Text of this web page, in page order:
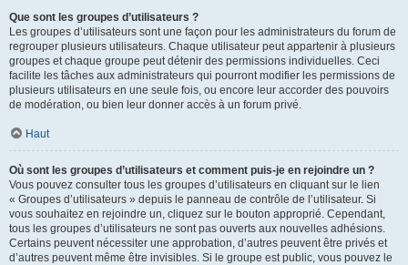
Que sont les groupes d’utilisateurs ?
Les groupes d’utilisateurs sont une façon pour les administrateurs du forum de
regrouper plusieurs utilisateurs. Chaque utilisateur peut appartenir à plusieurs
groupes et chaque groupe peut détenir des permissions individuelles. Ceci
facilite les tâches aux administrateurs qui pourront modifier les permissions de
plusieurs utilisateurs en une seule fois, ou encore leur accorder des pouvoirs
de modération, ou bien leur donner accès à un forum privé.
Haut
Où sont les groupes d’utilisateurs et comment puis-je en rejoindre un ?
Vous pouvez consulter tous les groupes d’utilisateurs en cliquant sur le lien
« Groupes d’utilisateurs » depuis le panneau de contrôle de l’utilisateur. Si
vous souhaitez en rejoindre un, cliquez sur le bouton approprié. Cependant,
tous les groupes d’utilisateurs ne sont pas ouverts aux nouvelles adhésions.
Certains peuvent nécessiter une approbation, d’autres peuvent être privés et
d’autres peuvent même être invisibles. Si le groupe est public, vous pouvez le